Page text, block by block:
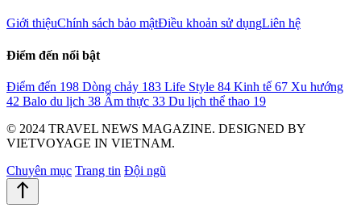
Giới thiệuChính sách bảo mậtĐiều khoản sử dụngLiên hệ
Điểm đến nổi bật
Điểm đến 198 Dòng chảy 183 Life Style 84 Kinh tế 67 Xu hướng
42 Balo du lịch 38 Ẩm thực 33 Du lịch thể thao 19
© 2024 TRAVEL NEWS MAGAZINE. DESIGNED BY
VIETVOYAGE IN VIETNAM.
Chuyên mục Trang tin Đội ngũ
north